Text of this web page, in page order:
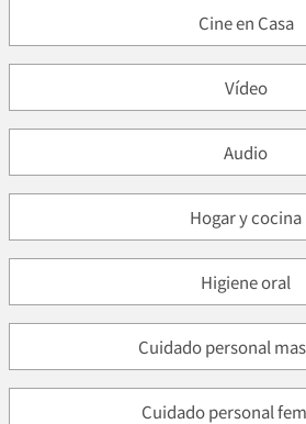
Cine en Casa
Vídeo
Audio
Hogar y cocina
Higiene oral
Cuidado personal
Cuidado personal